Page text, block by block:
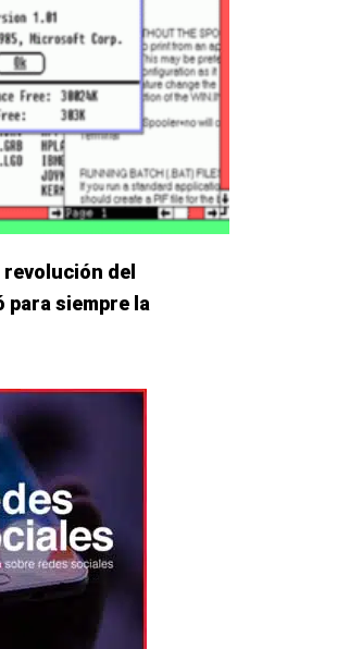
revolución del
siempre la